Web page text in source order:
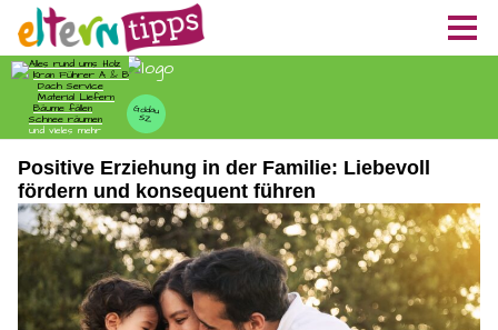
Positive Erziehung in der Familie: Liebevoll
fördern und konsequent führen